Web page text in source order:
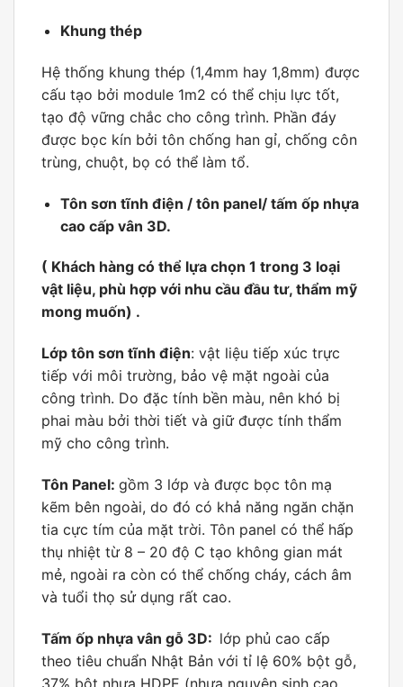
Khung thép
Hệ thống khung thép (1,4mm hay 1,8mm) được
cấu tạo bởi module 1m2 có thể chịu lực tốt,
tạo độ vững chắc cho công trình. Phần đáy
được bọc kín bởi tôn chống han gỉ, chống côn
trùng, chuột, bọ có thể làm tổ.
Tôn sơn tĩnh điện / tôn panel/ tấm ốp nhựa
cao cấp vân 3D.
( Khách hàng có thể lựa chọn 1 trong 3 loại
vật liệu, phù hợp với nhu cầu đầu tư, thẩm mỹ
mong muốn) .
Lớp tôn sơn tĩnh điện: vật liệu tiếp xúc trực
tiếp với môi trường, bảo vệ mặt ngoài của
công trình. Do đặc tính bền màu, nên khó bị
phai màu bởi thời tiết và giữ được tính thẩm
mỹ cho công trình.
Tôn Panel: gồm 3 lớp và được bọc tôn mạ
kẽm bên ngoài, do đó có khả năng ngăn chặn
tia cực tím của mặt trời. Tôn panel có thể hấp
thụ nhiệt từ 8 – 20 độ C tạo không gian mát
mẻ, ngoài ra còn có thể chống cháy, cách âm
và tuổi thọ sử dụng rất cao.
Tấm ốp nhựa vân gỗ 3D: lớp phủ cao cấp
theo tiêu chuẩn Nhật Bản với tỉ lệ 60% bột gỗ,
37% bột nhựa HDPE (nhựa nguyên sinh cao